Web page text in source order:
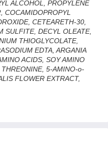
ALCOHOL, PROPYLENE
COCAMIDOPROPYL
CETEARETH-30,
SULFITE, DECYL OLEATE,
THIOGLYCOLATE,
EDTA, ARGANIA
ACIDS, SOY AMINO
5-AMINO-o-
FLOWER EXTRACT,